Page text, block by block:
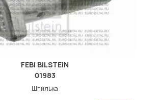
FEBI BILSTEIN
01983
Шпилька